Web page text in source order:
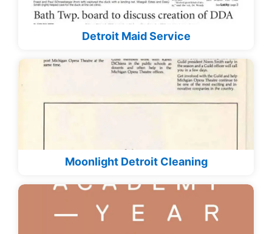
Detroit Maid Service
Moonlight Detroit Cleaning